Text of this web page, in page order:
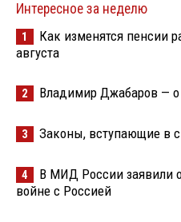
Интересное за неделю
1
Как изменятся пенсии
августа
2 Владимир Джабаров —
3 Законы, вступающие в
4
В МИД России заявили
войне с Россией